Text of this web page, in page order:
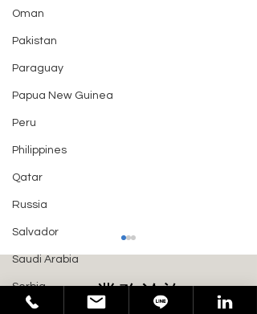
Oman
Pakistan
Paraguay
Papua New Guinea
Peru
Philippines
Qatar
Russia
Salvador
Saudi Arabia
Serbia 業務洽詢 >